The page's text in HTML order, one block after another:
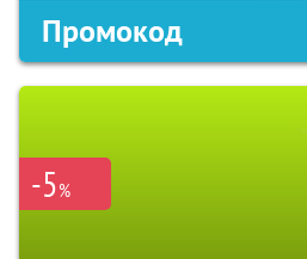
Промокод
-5%